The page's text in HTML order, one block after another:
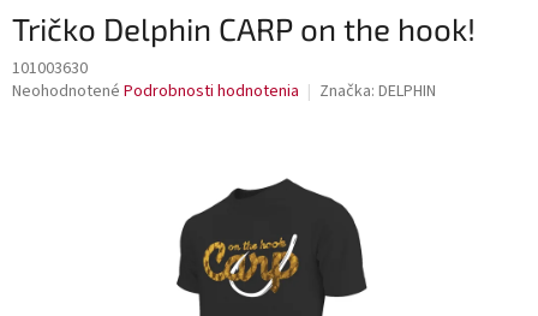
Tričko Delphin CARP on the hook!
101003630
Priemerné
Neohodnotené Podrobnosti hodnotenia Značka: DELPHIN